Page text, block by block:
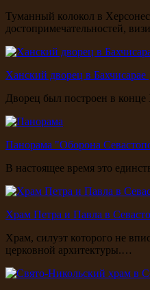
Туманный колокол в
достопримечательностей,
Ханский дворец в Бахчисарае
Дворец был построен в
Панорама "Оборона
В настоящее время это
Храм Петра и Павла в
Храм, силуэт которого не
церковной архитектуры.…